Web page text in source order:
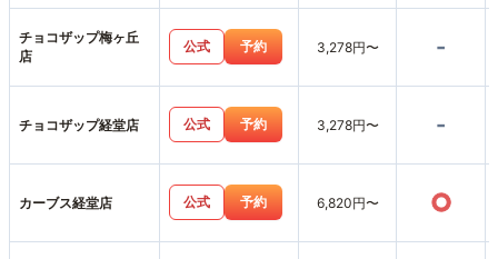
チョコザップ梅ヶ丘
店
公式 予約 3,278円〜 -
チョコザップ経堂店 公式 予約 3,278円〜 -
カーブス経堂店 公式 予約 6,820円〜 ○